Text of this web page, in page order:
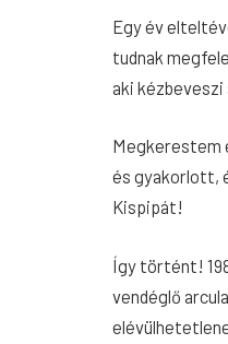
Egy év
tudnak
aki kézbeveszi
Megkerestem
és gyakorlott,
Kispipát!
Így történt!
vendéglő